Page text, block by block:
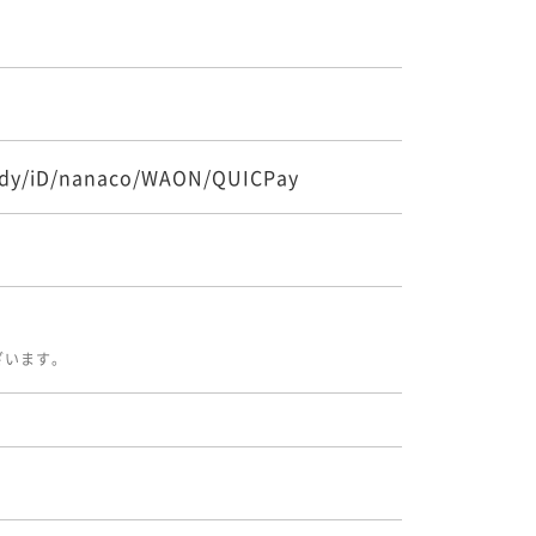
iD/nanaco/WAON/QUICPay
ます。